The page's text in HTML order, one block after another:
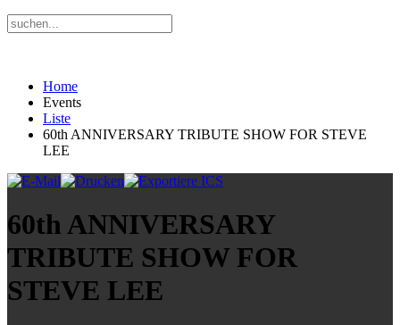
Home
Events
Liste
60th ANNIVERSARY TRIBUTE SHOW FOR STEVE
LEE
60th ANNIVERSARY
TRIBUTE SHOW FOR
STEVE LEE